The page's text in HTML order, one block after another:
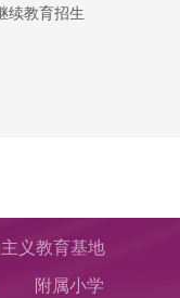
续教育招生
义教育基地
附属小学